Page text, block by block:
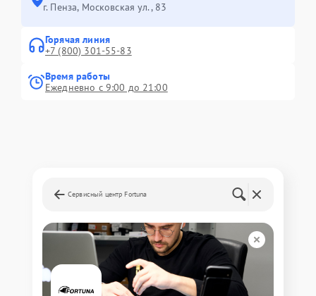
г. Пенза, Московская ул., 83
Горячая линия
+7 (800) 301-55-83
Время работы
Ежедневно с 9:00 до 21:00
Сервисный центр Fortuna